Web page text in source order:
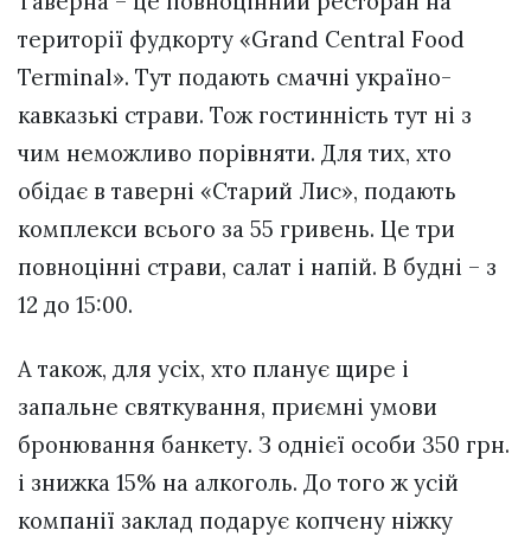
території фудкорту «Grand Central Food
Terminal». Тут подають смачні україно-
кавказькі страви. Тож гостинність тут ні з
чим неможливо порівняти. Для тих, хто
обідає в таверні «Старий Лис», подають
комплекси всього за 55 гривень. Це три
повноцінні страви, салат і напій. В будні – з
12 до 15:00.
А також, для усіх, хто планує щире і
запальне святкування, приємні умови
бронювання банкету. З однієї особи 350 грн.
і знижка 15% на алкоголь. До того ж усій
компанії заклад подарує копчену ніжку